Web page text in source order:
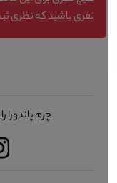
نفری باشید که نظری
چرم پاندورا